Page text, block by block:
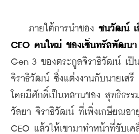
ภายใต้การนำของ ชนวัฒน์
CEO คนใหม่ ของเซ็นทรัลพัฒนา
Gen 3 ของตระกูลจิราธิวัฒน์ เป็
จิราธิวัฒน์ ซึ่งแต่งงานกับนายเสรี
โดยมีศักดิ์เป็นหลานของ สุทธิธร
วัลยา จิราธิวัฒน์ ที่เพิ่งเกษียณอา
CEO แล้วให้เขามาทำหน้าที่ขับเ